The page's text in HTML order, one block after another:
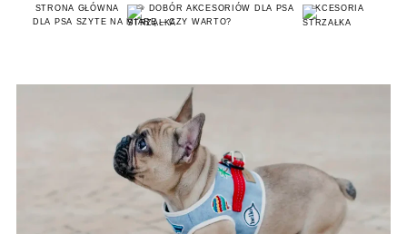
STRONA GŁÓWNA 🐶 DOBÓR AKCESORIÓW DLA PSA
AKCESORIA
DLA PSA SZYTE NA MIARĘ – CZY WARTO?